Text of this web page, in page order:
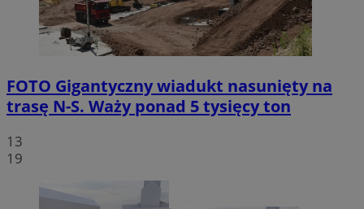
FOTO Gigantyczny wiadukt nasunięty na
trasę N-S. Waży ponad 5 tysięcy ton
13
19